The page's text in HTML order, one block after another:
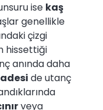
ise kaş
genellikle
çizgi
hissettiği
anında daha
de utanç
veya